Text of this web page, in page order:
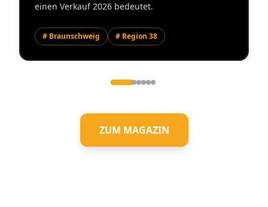
einen Verkauf 2026 bedeutet.
# Braunschweig # Region 38
ZUM MAGAZIN